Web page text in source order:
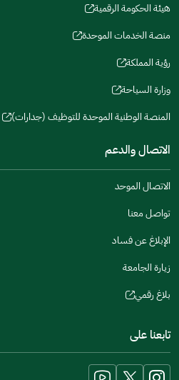
window)
window)
window)
new
window)
new
window)
هيئة الحكومة الرقمية
(opens
new
window)
منصة الخدمات الموحدة
new
window)
رؤية المملكة
(opens
new
وزارة السياحة
(opens
new
window)
المنصة الوطنية الموحدة للتوظيف (جدارات)
window)
الاتصال والدعم
الاتصال الموحد
تواصل معنا
الإبلاغ عن فساد
زيارة الجامعة
بلاغ رقمي
(opens
new
window)
تابعنا على